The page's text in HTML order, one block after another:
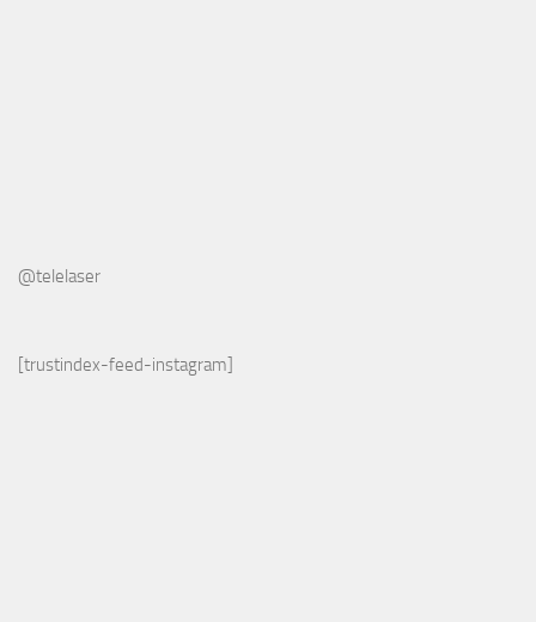
@telelaser
[trustindex-feed-instagram]